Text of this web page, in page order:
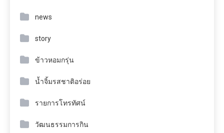
news
story
ข้าวหอมกรุ่น
น้ำจิ้มรสชาติอร่อย
รายการโทรทัศน์
วัฒนธรรมการกิน